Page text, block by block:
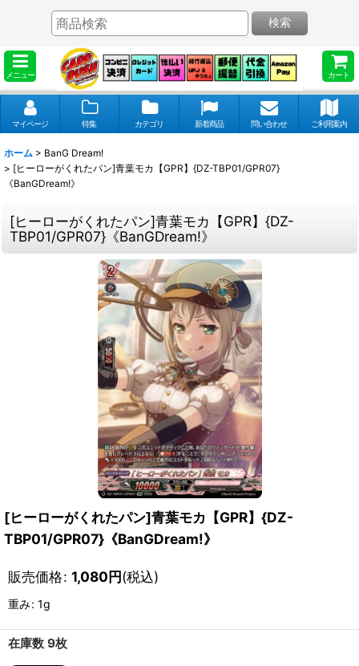
メニュー カート
検索
マイページ 特集 カテゴリ 新着商品 問い合わせ ご利用案内
ホーム > BanG Dream!
> [ヒーローがくれたパン]青葉モカ【GPR】{DZ-TBP01/GPR07}
《BanGDream!》
[ヒーローがくれたパン]青葉モカ【GPR】{DZ-
TBP01/GPR07}《BanGDream!》
[ヒーローがくれたパン]青葉モカ【GPR】{DZ-
TBP01/GPR07}《BanGDream!》
販売価格: 1,080円(税込)
重み: 1g
在庫数 9枚